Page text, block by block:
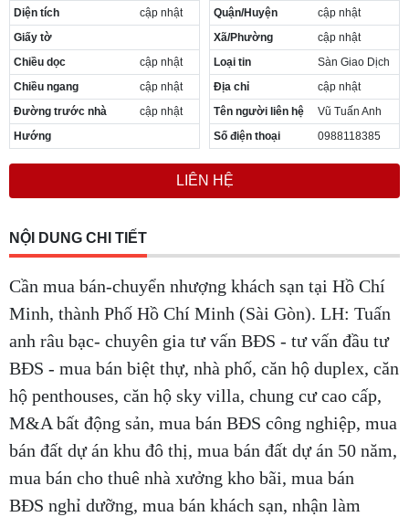
Cần thuê MBKD tại Phường Văn Miếu
Cần thuê MBKD tại Phường Kim Liên
Cần thuê MBKD tại Phường Bạch Mai
Cần thuê MBKD tại Phường Vĩnh Tuy
Diện tích
cập nhật
Giấy tờ
Chiều dọc
cập nhật
Chiều ngang
cập nhật
Đường trước nhà
cập nhật
Hướng
Quận/Huyện
cập nhật
Xã/Phường
cập nhật
Loại tin
Sàn Giao Dịch
Địa chỉ
cập nhật
Tên người liên hệ
Vũ Tuấn Anh
Số điện thoại
0988118385
LIÊN HỆ
NỘI DUNG CHI TIẾT
Cần mua bán-chuyển nhượng khách sạn tại Hồ Chí
Minh, thành Phố Hồ Chí Minh (Sài Gòn). LH: Tuấn
anh râu bạc- chuyên gia tư vấn BĐS - tư vấn đầu tư
BĐS - mua bán biệt thự, nhà phố, căn hộ duplex, căn
hộ penthouses, căn hộ sky villa, chung cư cao cấp,
M&A bất động sản, mua bán BĐS công nghiệp, mua
bán đất dự án khu đô thị, mua bán đất dự án 50 năm,
mua bán cho thuê nhà xưởng kho bãi, mua bán
BĐS nghỉ dưỡng, mua bán khách sạn, nhận làm